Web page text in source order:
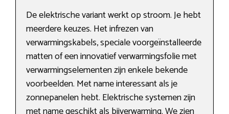
De elektrische variant werkt op stroom. Je hebt
meerdere keuzes. Het infrezen van
verwarmingskabels, speciale voorgeïnstalleerde
matten of een innovatief verwarmingsfolie met
verwarmingselementen zijn enkele bekende
voorbeelden. Met name interessant als je
zonnepanelen hebt. Elektrische systemen zijn